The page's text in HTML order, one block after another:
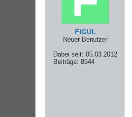
FIGUL
Neuer Benutzer
Dabei seit: 05.03.2012
Beiträge: 8544